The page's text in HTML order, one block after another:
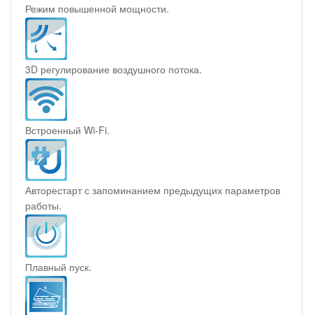
Режим повышенной мощности.
3D регулирование воздушного потока.
Встроенный Wi-Fi.
Авторестарт с запоминанием предыдущих параметров
работы.
Плавный пуск.